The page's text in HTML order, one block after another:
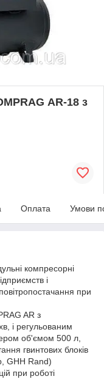
АR-18 з
Оплата Умови
компресорні
і
при
AR з
і регульованим
об'ємом 500 л,
гвинтових блоків
GHH Rand)
при роботі